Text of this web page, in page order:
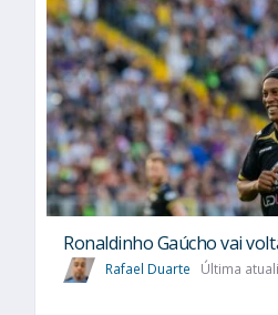
Ronaldinho Gaúcho vai
Rafael Duarte Última